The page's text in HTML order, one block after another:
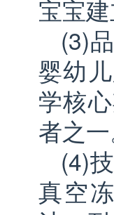
宝宝
(3)
婴幼
学核
者之一
(4)
真空